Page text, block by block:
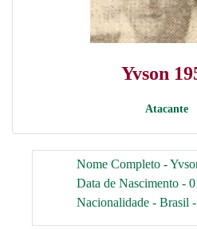
Yvson
Atacante
Nome Completo -
Data de Nascimento -
Nacionalidade - Brasil